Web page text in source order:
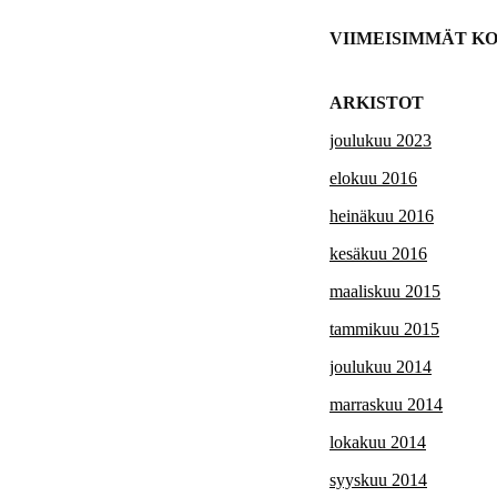
VIIMEISIMMÄT
ARKISTOT
joulukuu 2023
elokuu 2016
heinäkuu 2016
kesäkuu 2016
maaliskuu 2015
tammikuu 2015
joulukuu 2014
marraskuu 2014
lokakuu 2014
syyskuu 2014